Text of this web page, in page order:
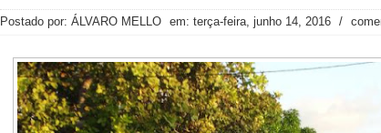
Postado por: ÁLVARO MELLO em: terça-feira, junho 14, 2016 /